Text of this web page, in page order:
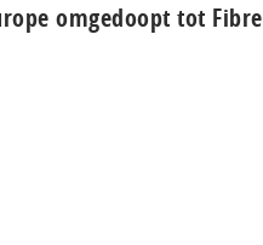
omgedoopt tot Fibre